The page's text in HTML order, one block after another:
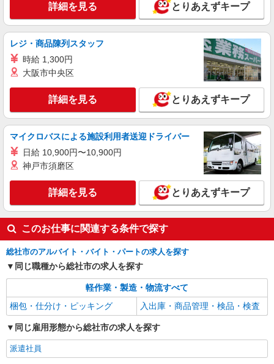
詳細を見る とりあえずキープ
レジ・商品陳列スタッフ
時給 1,300円
大阪市中央区
詳細を見る とりあえずキープ
マイクロバスによる施設利用者送迎ドライバー
日給 10,900円〜10,900円
神戸市須磨区
詳細を見る とりあえずキープ
このお仕事に関連する条件で探す
総社市のアルバイト・バイト・パートの求人を探す
同じ職種から総社市の求人を探す
軽作業・製造・物流すべて
梱包・仕分け・ピッキング
入出庫・商品管理・検品・検査
同じ雇用形態から総社市の求人を探す
派遣社員